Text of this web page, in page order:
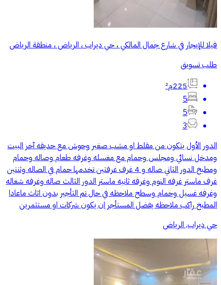
فيلا للإيجار في شارع جمال المالكي ، حي ديراب ، الرياض ، منطقة الرياض
طلب تسويق
225م²
5
5
3
الدور الأول يتكون من مقلط او مشب صغير وحوش مع حديقه آخر البيت
ومدخل نسائي ومجلس وحمام مع مغسله وغرفه طعام وصاله وحمام
ومطبخ الدور الثاني صاله و 4 غرف غرفتين تخدمها حمام في الصاله وثنتين
غرف ماستر غرفه النوم وغرفه ثانيه ماستر الدور الثالث صاله وغرفه شغاله
وغرفه غسيل وحمام وسطح ملاحظه في حال تم التأجير بدون اثاث ماعادا
المطبخ راكب ملاحظه يفضل المستأجر ان يكون شركات او مستثمرين
حي ديراب, الرياض